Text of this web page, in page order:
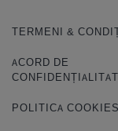
TERMENI &
ACORD DE
POLITICA COOKIES